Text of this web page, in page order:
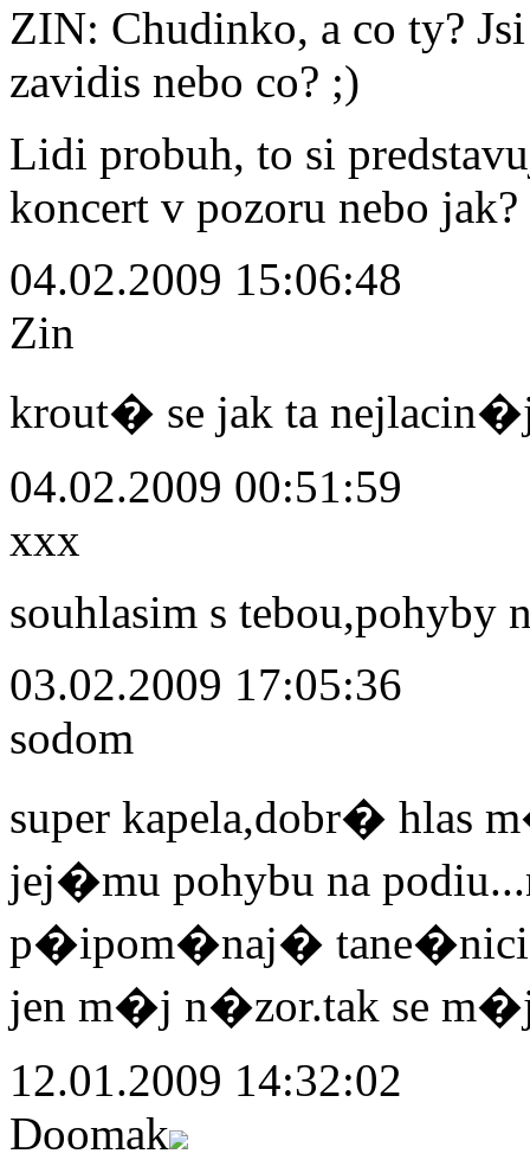
ZIN: Chudinko, a co ty?
zavidis nebo co? ;)
Lidi probuh, to si
koncert v pozoru nebo jak?
04.02.2009 15:06:48
Zin
krout� se jak ta
04.02.2009 00:51:59
xxx
souhlasim s tebou,pohyby
03.02.2009 17:05:36
sodom
super kapela,dobr�
jej�mu pohybu na
p�ipom�naj� tane�nici
jen m�j n�zor.tak se
12.01.2009 14:32:02
Doomak